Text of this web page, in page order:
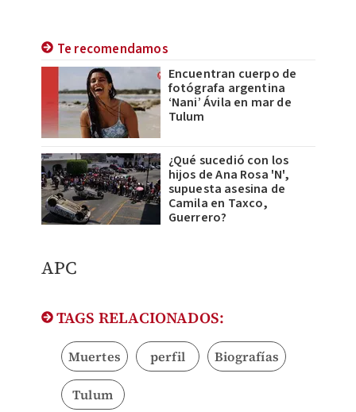
Te recomendamos
Encuentran cuerpo de
fotógrafa argentina
‘Nani’ Ávila en mar de
Tulum
¿Qué sucedió con los
hijos de Ana Rosa 'N',
supuesta asesina de
Camila en Taxco,
Guerrero?
APC
TAGS RELACIONADOS:
Muertes perfil Biografías
Tulum